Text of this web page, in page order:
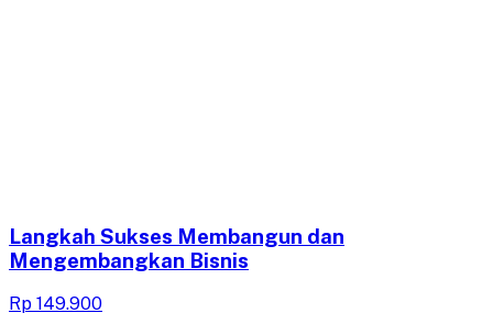
Langkah Sukses Membangun dan
Mengembangkan Bisnis
Rp 149.900